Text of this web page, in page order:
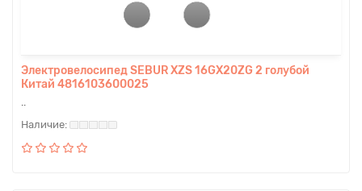
Электровелосипед SEBUR XZS 16GX20ZG 2 голубой
Китай 4816103600025
..